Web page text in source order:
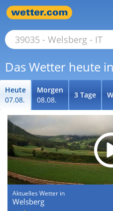
Das Wetter heute
Heute
07.08.
Morgen
08.08.
3 Tage
Aktuelles Wetter in
Welsberg